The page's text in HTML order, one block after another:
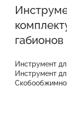
габионов
Инструмент
Инструмент